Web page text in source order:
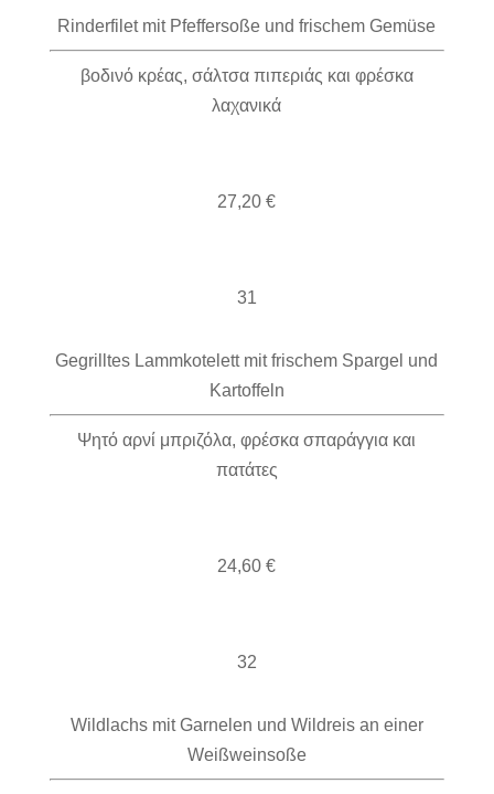
Rinderfilet mit Pfeffersoße und frischem Gemüse
βοδινό κρέας, σάλτσα πιπεριάς και φρέσκα
λαχανικά
27,20 €
31
Gegrilltes Lammkotelett mit frischem Spargel und
Kartoffeln
Ψητό αρνί μπριζόλα, φρέσκα σπαράγγια και
πατάτες
24,60 €
32
Wildlachs mit Garnelen und Wildreis an einer
Weißweinsoße